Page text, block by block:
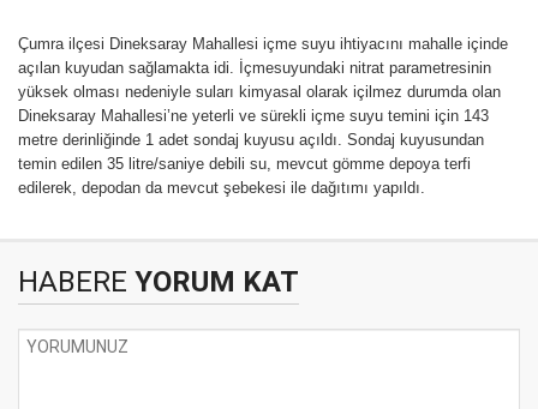
Çumra ilçesi Dineksaray Mahallesi içme suyu ihtiyacını mahalle içinde
açılan kuyudan sağlamakta idi. İçmesuyundaki nitrat parametresinin
yüksek olması nedeniyle suları kimyasal olarak içilmez durumda olan
Dineksaray Mahallesi’ne yeterli ve sürekli içme suyu temini için 143
metre derinliğinde 1 adet sondaj kuyusu açıldı. Sondaj kuyusundan
temin edilen 35 litre/saniye debili su, mevcut gömme depoya terfi
edilerek, depodan da mevcut şebekesi ile dağıtımı yapıldı.
HABERE YORUM KAT